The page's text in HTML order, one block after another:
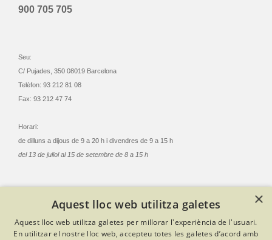
900 705 705
Seu:
C/ Pujades, 350 08019 Barcelona
Telèfon: 93 212 81 08
Fax: 93 212 47 74
Horari:
de dilluns a dijous de 9 a 20 h i divendres de 9 a 15 h
del 13 de juliol al 15 de setembre de 8 a 15 h
© Col·legi Oficial Infermeres i Infermers de Barcelona
Criteris de privacitat
Política de cookies
Avís legal
×
Aquest lloc web utilitza galetes
Aquest lloc web utilitza galetes per millorar l'experiència de l'usuari.
En utilitzar el nostre lloc web, accepteu totes les galetes d’acord amb